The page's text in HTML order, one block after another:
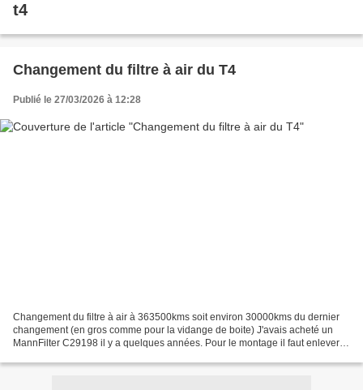
t4
Changement du filtre à air du T4
Publié le 27/03/2026 à 12:28
Changement du filtre à air à 363500kms soit environ 30000kms du dernier
changement (en gros comme pour la vidange de boite) J'avais acheté un
MannFilter C29198 il y a quelques années. Pour le montage il faut enlever le